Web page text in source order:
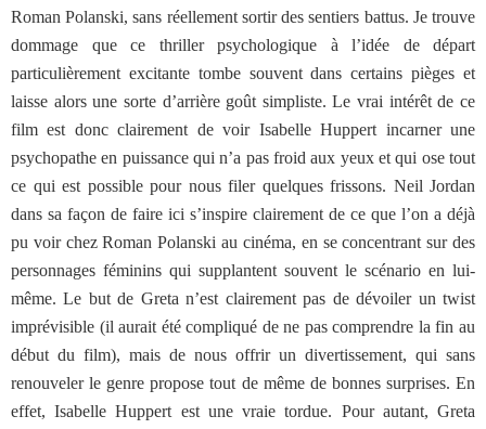
Roman Polanski, sans réellement sortir des sentiers battus. Je trouve
dommage que ce thriller psychologique à l’idée de départ
particulièrement excitante tombe souvent dans certains pièges et
laisse alors une sorte d’arrière goût simpliste. Le vrai intérêt de ce
film est donc clairement de voir Isabelle Huppert incarner une
psychopathe en puissance qui n’a pas froid aux yeux et qui ose tout
ce qui est possible pour nous filer quelques frissons. Neil Jordan
dans sa façon de faire ici s’inspire clairement de ce que l’on a déjà
pu voir chez Roman Polanski au cinéma, en se concentrant sur des
personnages féminins qui supplantent souvent le scénario en lui-
même. Le but de Greta n’est clairement pas de dévoiler un twist
imprévisible (il aurait été compliqué de ne pas comprendre la fin au
début du film), mais de nous offrir un divertissement, qui sans
renouveler le genre propose tout de même de bonnes surprises. En
effet, Isabelle Huppert est une vraie tordue. Pour autant, Greta